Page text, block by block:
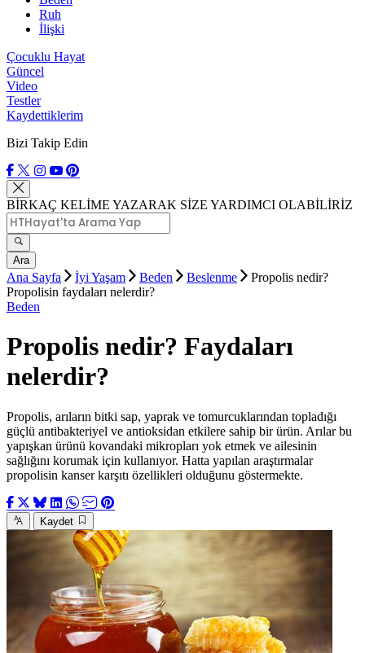
Ruh
İlişki
Çocuklu Hayat
Güncel
Video
Testler
Kaydettiklerim
Bizi Takip Edin
BİRKAÇ KELİME YAZARAK SİZE YARDIMCI OLABİLİRİZ
Ara
Ana Sayfa İyi Yaşam Beden Beslenme
Propolis nedir?
Propolisin faydaları nelerdir?
Beden
Propolis nedir? Faydaları
nelerdir?
Propolis, arıların bitki sap, yaprak ve tomurcuklarından topladığı
güçlü antibakteriyel ve antioksidan etkilere sahip bir ürün. Arılar bu
yapışkan ürünü kovandaki mikropları yok etmek ve ailesinin
sağlığını korumak için kullanıyor. Hatta yapılan araştırmalar
propolisin kanser karşıtı özellikleri olduğunu göstermekte.
Kaydet